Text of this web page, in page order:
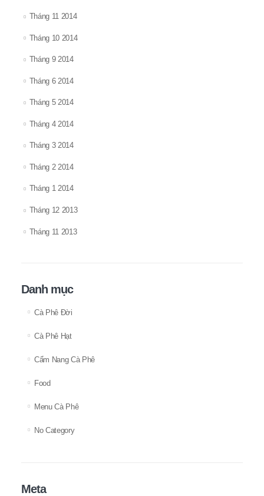
Tháng 11 2014
Tháng 10 2014
Tháng 9 2014
Tháng 6 2014
Tháng 5 2014
Tháng 4 2014
Tháng 3 2014
Tháng 2 2014
Tháng 1 2014
Tháng 12 2013
Tháng 11 2013
Danh mục
Cà Phê Đời
Cà Phê Hạt
Cẩm Nang Cà Phê
Food
Menu Cà Phê
No Category
Meta